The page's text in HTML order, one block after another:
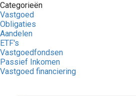
Categorieën
Vastgoed
Obligaties
Aandelen
ETF's
Vastgoedfondsen
Passief Inkomen
Vastgoed financiering